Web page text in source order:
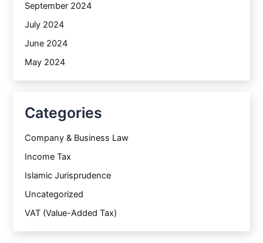
September 2024
July 2024
June 2024
May 2024
Categories
Company & Business Law
Income Tax
Islamic Jurisprudence
Uncategorized
VAT (Value-Added Tax)